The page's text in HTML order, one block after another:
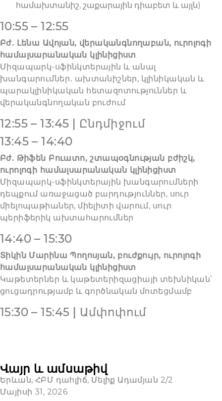
համախտանիշ, շաքարային դիաբետ և այլն)
10:55 – 12:55
Բժ. Լենա Ավոյան, վերականգնողաբան, ուրոլոգի
համալսարանական կլինիցիստ
Միզապարկ-սֆինկտերային և անալ
խանգարումներ․ ախտանիշներ, կլինիկական և
պարակլինիկական հետազոտություններ և
վերականգնողական բուժում
12:55 – 13:45 | Ընդմիջում
13:45 – 14:40
Բժ. Թիֆեն Բուատո, շտապօգնության բժիշկ,
ուրոլոգի համալսարանական կլինիցիստ
Միզապարկ-սֆինկտերային խանգարումների
դեպքում առաջացած բարդություններ, սուր
միելոպաթիաներ, միելիտի վարում, սուր
պերիֆերիկ ախտահարումներ
14:40 – 15:30
Տիկին Մարինա Պողոսյան, բուժքույր, ուրոլոգի
համալսարանական կլինիցիստ
Կաթետերներ և կաթետերիզացիայի տեխնիկան՝
ցուցադրությամբ և գործնական մոտեցմամբ
15:30 – 15:45 | Ամփոփում
Վայր և ամսաթիվ
Երևան, ՀԲՄ դահլիճ, Մելիք Ադամյան 2/2
Մայիսի 31, 2026